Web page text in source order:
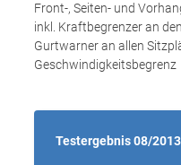
Front-, Seiten- und
inkl. Kraftbegrenzer an
Gurtwarner an allen
Geschwindigkeitsbegrenz
Testergebnis 08/2013